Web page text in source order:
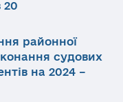
20
районної
судових
на 2024 –